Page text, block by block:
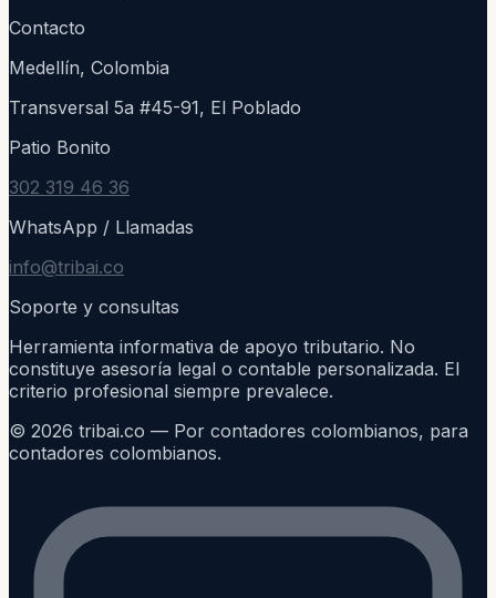
Contacto
Medellín, Colombia
Transversal 5a #45-91, El Poblado
Patio Bonito
302 319 46 36
WhatsApp / Llamadas
info@tribai.co
Soporte y consultas
Herramienta informativa de apoyo tributario. No
constituye asesoría legal o contable personalizada. El
criterio profesional siempre prevalece.
© 2026 tribai.co — Por contadores colombianos, para
contadores colombianos.